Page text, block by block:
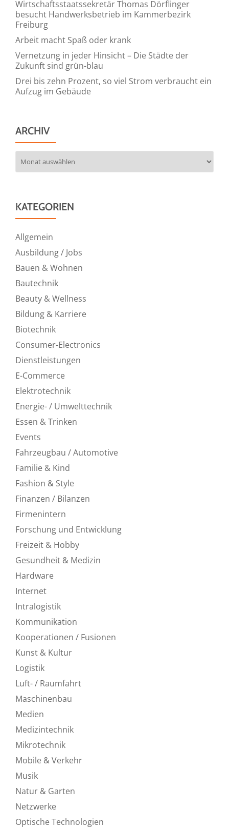
Wirtschaftsstaatssekretär Thomas Dörflinger
besucht Handwerksbetrieb im Kammerbezirk
Freiburg
Arbeit macht Spaß oder krank
Vernetzung in jeder Hinsicht – Die Städte der
Zukunft sind grün-blau
Drei bis zehn Prozent, so viel Strom verbraucht ein
Aufzug im Gebäude
ARCHIV
KATEGORIEN
Allgemein
Ausbildung / Jobs
Bauen & Wohnen
Bautechnik
Beauty & Wellness
Bildung & Karriere
Biotechnik
Consumer-Electronics
Dienstleistungen
E-Commerce
Elektrotechnik
Energie- / Umwelttechnik
Essen & Trinken
Events
Fahrzeugbau / Automotive
Familie & Kind
Fashion & Style
Finanzen / Bilanzen
Firmenintern
Forschung und Entwicklung
Freizeit & Hobby
Gesundheit & Medizin
Hardware
Internet
Intralogistik
Kommunikation
Kooperationen / Fusionen
Kunst & Kultur
Logistik
Luft- / Raumfahrt
Maschinenbau
Medien
Medizintechnik
Mikrotechnik
Mobile & Verkehr
Musik
Natur & Garten
Netzwerke
Optische Technologien